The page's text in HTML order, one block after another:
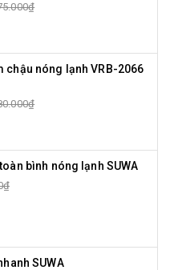
chậu nóng lạnh VRB-2066
bình nóng lạnh SUWA
SUWA